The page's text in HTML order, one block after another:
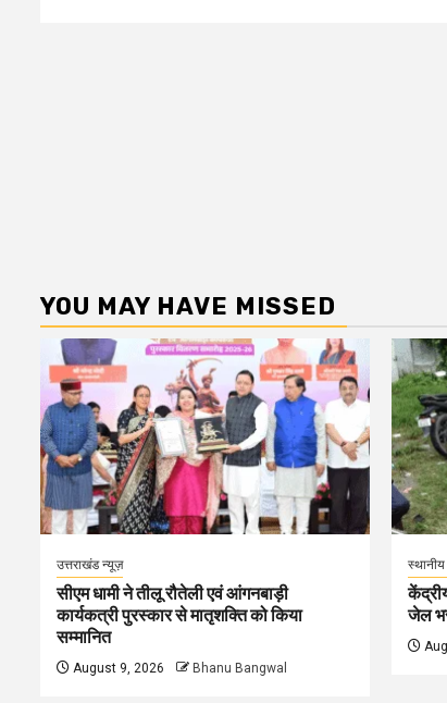
YOU MAY HAVE MISSED
उत्तराखंड न्यूज़
सीएम धामी ने तीलू रौतेली एवं आंगनबाड़ी
कार्यकत्री पुरस्कार से मातृशक्ति को किया
सम्मानित
August 9, 2026 Bhanu Bangwal
जेल